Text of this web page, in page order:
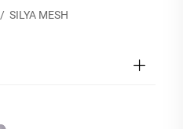
/ SILYA MESH